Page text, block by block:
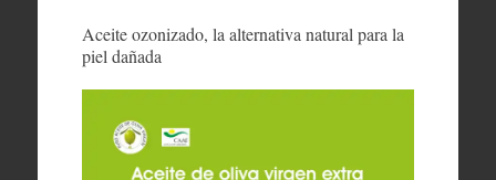
Aceite ozonizado, la alternativa natural para la
piel dañada